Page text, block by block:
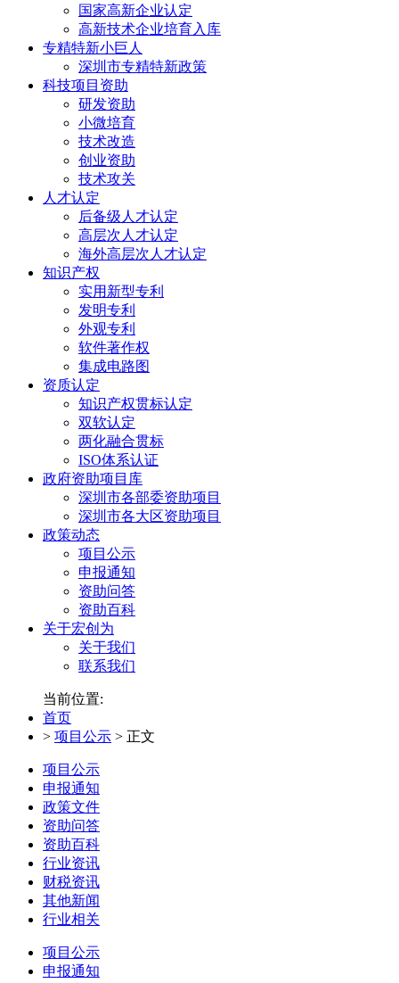
国家高新企业认定
高新技术企业培育入库
专精特新小巨人
深圳市专精特新政策
科技项目资助
研发资助
小微培育
技术改造
创业资助
技术攻关
人才认定
后备级人才认定
高层次人才认定
海外高层次人才认定
知识产权
实用新型专利
发明专利
外观专利
软件著作权
集成电路图
资质认定
知识产权贯标认定
双软认定
两化融合贯标
ISO体系认证
政府资助项目库
深圳市各部委资助项目
深圳市各大区资助项目
政策动态
项目公示
申报通知
资助问答
资助百科
关于宏创为
关于我们
联系我们
当前位置:
首页
> 项目公示 > 正文
项目公示
申报通知
政策文件
资助问答
资助百科
行业资讯
财税资讯
其他新闻
行业相关
项目公示
申报通知